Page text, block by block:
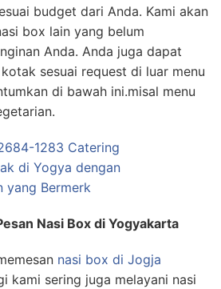
budget dari Anda. Kami akan
box lain yang belum
Anda. Anda juga dapat
sesuai request di luar menu
di bawah ini.misal menu
Nasi Box di Yogyakarta
nasi box di Jogja
kami sering juga melayani nasi